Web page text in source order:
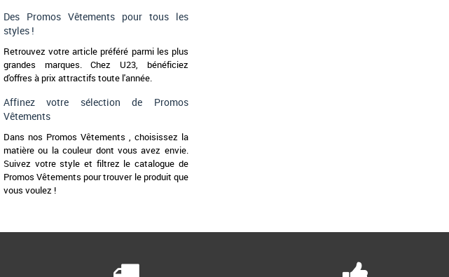
Des Promos Vêtements pour tous les
styles !
Retrouvez votre article préféré parmi les plus
grandes marques. Chez U23, bénéficiez
d'offres à prix attractifs toute l'année.
Affinez votre sélection de Promos
Vêtements
Dans nos Promos Vêtements , choisissez la
matière ou la couleur dont vous avez envie.
Suivez votre style et filtrez le catalogue de
Promos Vêtements pour trouver le produit que
vous voulez !